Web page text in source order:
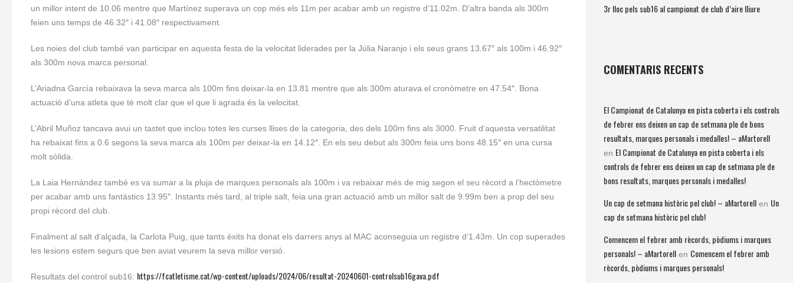
un millor intent de 10.06 mentre que Martínez superava un cop més els 11m per acabar amb un registre d’11.02m. D’altra banda als 300m
feien uns temps de 46.32″ i 41.08″ respectivament.
Les noies del club també van participar en aquesta festa de la velocitat liderades per la Júlia Naranjo i els seus grans 13.67″ als 100m i 46.92″
als 300m nova marca personal.
L’Ariadna García rebaixava la seva marca als 100m fins deixar-la en 13.81 mentre que als 300m aturava el cronòmetre en 47.54″. Bona
actuació d’una atleta que té molt clar que el que li agrada és la velocitat.
L’Abril Muñoz tancava avui un tastet que inclou totes les curses llises de la categoria, des dels 100m fins als 3000. Fruit d’aquesta versatilitat
ha rebaixat fins a 0.6 segons la seva marca als 100m per deixar-la en 14.12″. En els seu debut als 300m feia uns bons 48.15″ en una cursa
molt sòlida.
La Laia Hernández també es va sumar a la pluja de marques personals als 100m i va rebaixar més de mig segon el seu rècord a l’hectòmetre
per acabar amb uns fantàstics 13.95″. Instants més tard, al triple salt, feia una gran actuació amb un millor salt de 9.99m ben a prop del seu
propi rècord del club.
Finalment al salt d’alçada, la Carlota Puig, que tants èxits ha donat els darrers anys al MAC aconseguia un registre d’1.43m. Un cop superades
les lesions estem segurs que ben aviat veurem la seva millor versió.
Resultats del control sub16: https://fcatletisme.cat/wp-content/uploads/2024/06/resultat-20240601-controlsub16gava.pdf
3r lloc pels sub16 al campionat de club d’aire lliure
COMENTARIS RECENTS
El Campionat de Catalunya en pista coberta i els controls
de febrer ens deixen un cap de setmana ple de bons
resultats, marques personals i medalles! – aMartorell
en El Campionat de Catalunya en pista coberta i els
controls de febrer ens deixen un cap de setmana ple de
bons resultats, marques personals i medalles!
Un cap de setmana històric pel club! – aMartorell en Un
cap de setmana històric pel club!
Comencem el febrer amb rècords, pòdiums i marques
personals! – aMartorell en Comencem el febrer amb
rècords, pòdiums i marques personals!